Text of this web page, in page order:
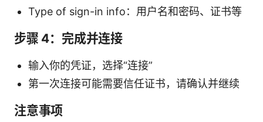
Type of sign-in info：用户名和密码、证书等
步骤 4：完成并连接
输入你的凭证，选择“连接”
第一次连接可能需要信任证书，请确认并继续
注意事项